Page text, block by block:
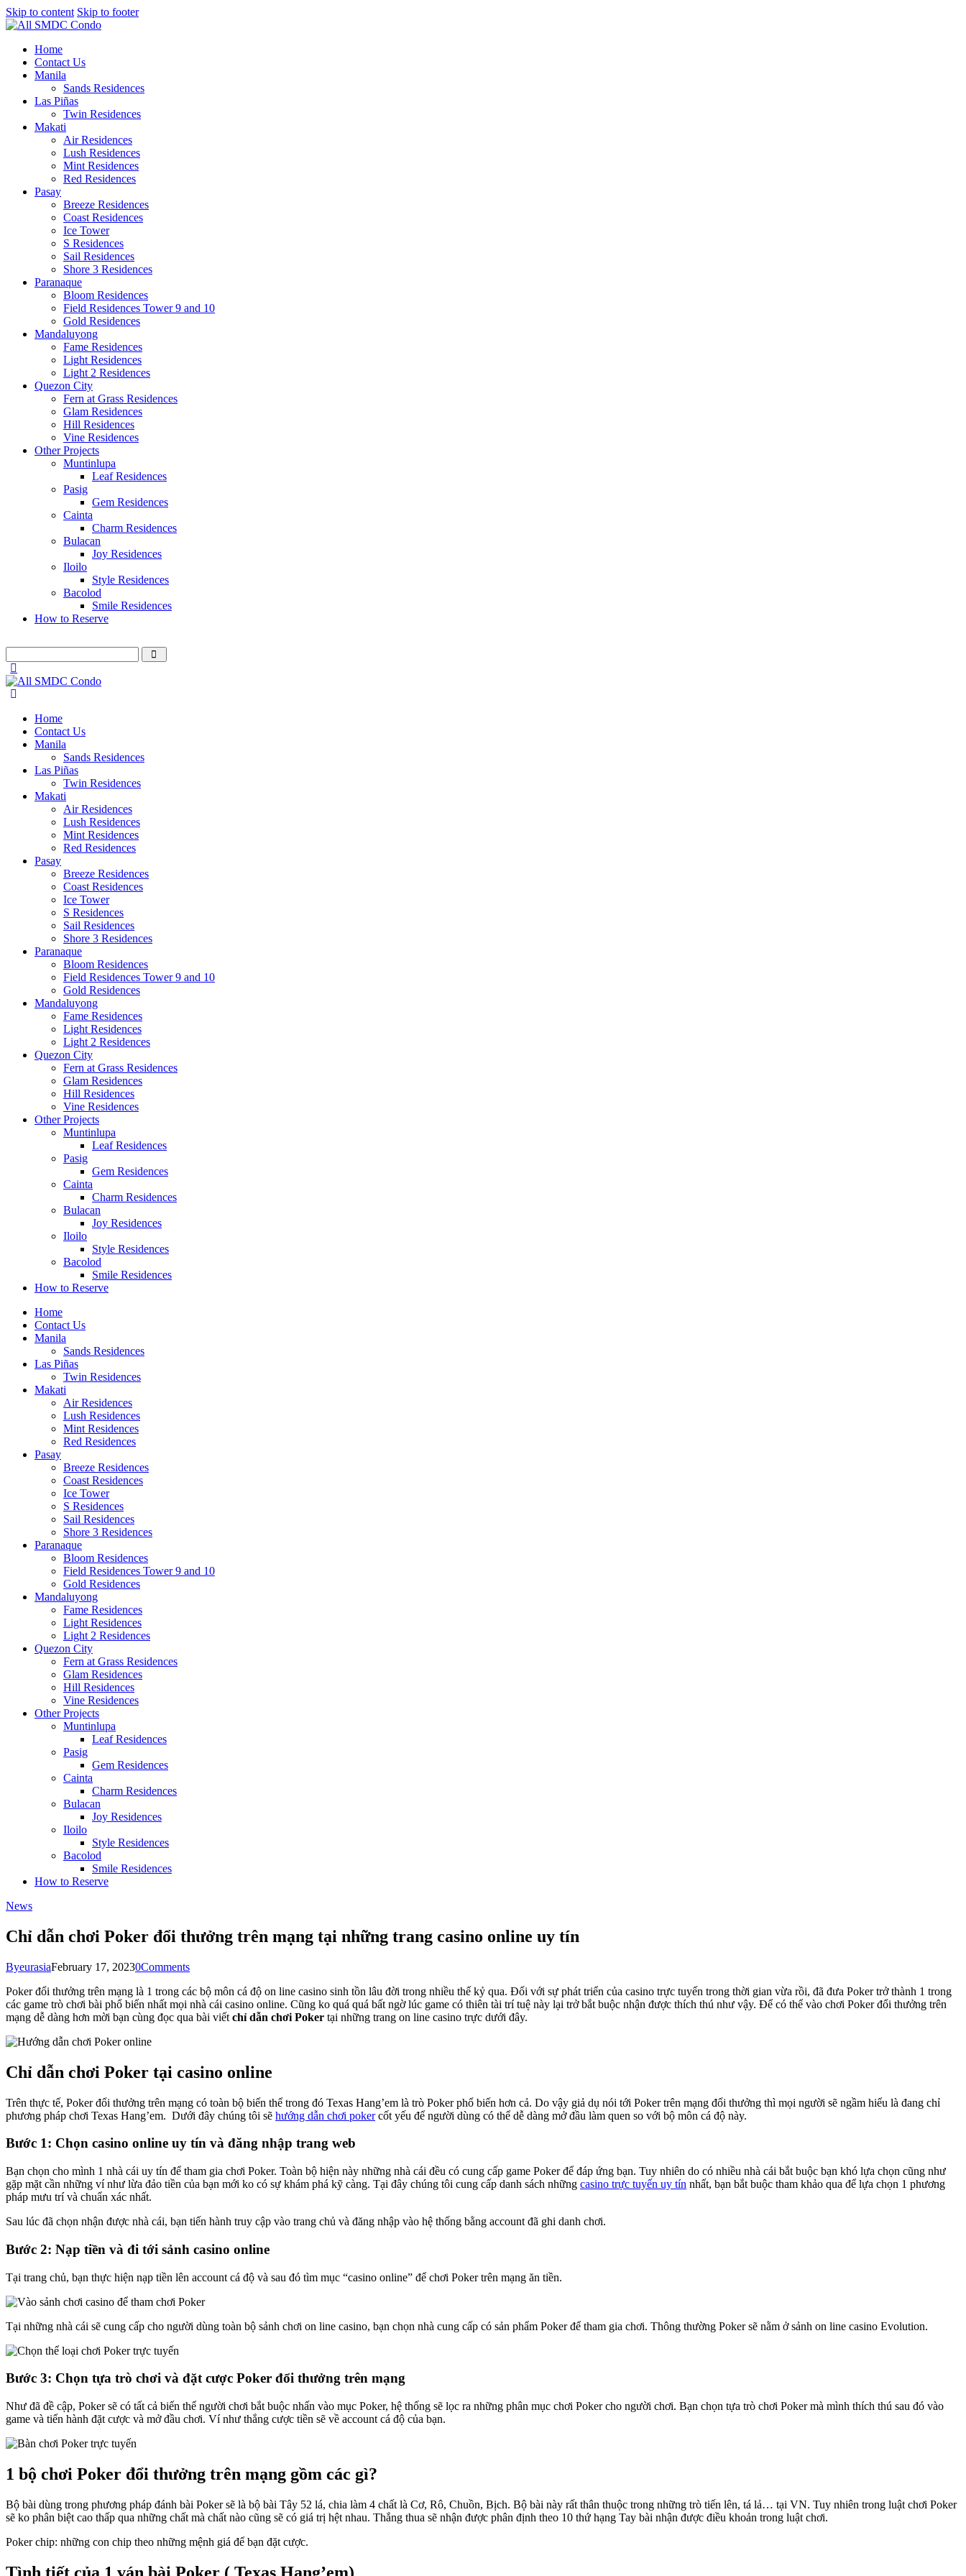
Skip to content Skip to footer
Home
Contact Us
Manila
Sands Residences
Las Piñas
Twin Residences
Makati
Air Residences
Lush Residences
Mint Residences
Red Residences
Pasay
Breeze Residences
Coast Residences
Ice Tower
S Residences
Sail Residences
Shore 3 Residences
Paranaque
Bloom Residences
Field Residences Tower 9 and 10
Gold Residences
Mandaluyong
Fame Residences
Light Residences
Light 2 Residences
Quezon City
Fern at Grass Residences
Glam Residences
Hill Residences
Vine Residences
Other Projects
Muntinlupa
Leaf Residences
Pasig
Gem Residences
Cainta
Charm Residences
Bulacan
Joy Residences
Iloilo
Style Residences
Bacolod
Smile Residences
How to Reserve
Home
Contact Us
Manila
Sands Residences
Las Piñas
Twin Residences
Makati
Air Residences
Lush Residences
Mint Residences
Red Residences
Pasay
Breeze Residences
Coast Residences
Ice Tower
S Residences
Sail Residences
Shore 3 Residences
Paranaque
Bloom Residences
Field Residences Tower 9 and 10
Gold Residences
Mandaluyong
Fame Residences
Light Residences
Light 2 Residences
Quezon City
Fern at Grass Residences
Glam Residences
Hill Residences
Vine Residences
Other Projects
Muntinlupa
Leaf Residences
Pasig
Gem Residences
Cainta
Charm Residences
Bulacan
Joy Residences
Iloilo
Style Residences
Bacolod
Smile Residences
How to Reserve
Home
Contact Us
Manila
Sands Residences
Las Piñas
Twin Residences
Makati
Air Residences
Lush Residences
Mint Residences
Red Residences
Pasay
Breeze Residences
Coast Residences
Ice Tower
S Residences
Sail Residences
Shore 3 Residences
Paranaque
Bloom Residences
Field Residences Tower 9 and 10
Gold Residences
Mandaluyong
Fame Residences
Light Residences
Light 2 Residences
Quezon City
Fern at Grass Residences
Glam Residences
Hill Residences
Vine Residences
Other Projects
Muntinlupa
Leaf Residences
Pasig
Gem Residences
Cainta
Charm Residences
Bulacan
Joy Residences
Iloilo
Style Residences
Bacolod
Smile Residences
How to Reserve
News
Chỉ dẫn chơi Poker đổi thưởng trên mạng tại những trang casino online uy tín
ByeurasiaFebruary 17, 20230Comments
Poker đổi thưởng trên mạng là 1 trong các bộ môn cá độ on line casino sinh tồn lâu đời trong nhiều thế kỷ qua. Đối với sự phát triển của casino trực tuyến trong thời gian vừa rồi, đã đưa Poker trở thành 1 trong
các game trò chơi bài phổ biến nhất mọi nhà cái casino online. Cũng ko quá quá bất ngờ lúc game có thiên tài trí tuệ này lại trở bắt buộc nhận được thích thú như vậy. Để có thể vào chơi Poker đổi thưởng trên
mạng dễ dàng hơn mời bạn cùng đọc qua bài viết chỉ dẫn chơi Poker tại những trang on line casino trực dưới đây.
Chỉ dẫn chơi Poker tại casino online
Trên thực tế, Poker đổi thưởng trên mạng có toàn bộ biến thể trong đó Texas Hang’em là trò Poker phổ biến hơn cả. Do vậy giả dụ nói tới Poker trên mạng đổi thưởng thì mọi người sẽ ngầm hiểu là đang chỉ
phương pháp chơi Texas Hang’em. Dưới đây chúng tôi sẽ hướng dẫn chơi pokercốt yếu để người dùng có thể dễ dàng mở đầu làm quen so với bộ môn cá độ này.
Bước 1: Chọn casino online uy tín và đăng nhập trang web
Bạn chọn cho mình 1 nhà cái uy tín để tham gia chơi Poker. Toàn bộ hiện này những nhà cái đều có cung cấp game Poker để đáp ứng bạn. Tuy nhiên do có nhiều nhà cái bắt buộc bạn khó lựa chọn cũng như
gặp mặt cần những ví như lừa đảo tiền của bạn mới ko có sự khám phá kỹ càng. Tại đây chúng tôi cung cấp danh sách những casino trực tuyến uy tín nhất, bạn bắt buộc tham khảo qua để lựa chọn 1 phương
pháp mưu trí và chuẩn xác nhất.
Sau lúc đã chọn nhận được nhà cái, bạn tiến hành truy cập vào trang chủ và đăng nhập vào hệ thống bằng account đã ghi danh chơi.
Bước 2: Nạp tiền và đi tới sảnh casino online
Tại trang chủ, bạn thực hiện nạp tiền lên account cá độ và sau đó tìm mục “casino online” để chơi Poker trên mạng ăn tiền.
Tại những nhà cái sẽ cung cấp cho người dùng toàn bộ sảnh chơi on line casino, bạn chọn nhà cung cấp có sản phẩm Poker để tham gia chơi. Thông thường Poker sẽ nằm ở sảnh on line casino Evolution.
Bước 3: Chọn tựa trò chơi và đặt cược Poker đổi thưởng trên mạng
Như đã đề cập, Poker sẽ có tất cả biến thể người chơi bắt buộc nhấn vào mục Poker, hệ thống sẽ lọc ra những phân mục chơi Poker cho người chơi. Bạn chọn tựa trò chơi Poker mà mình thích thú sau đó vào
game và tiến hành đặt cược và mở đầu chơi. Ví như thắng cược tiền sẽ về account cá độ của bạn.
1 bộ chơi Poker đổi thưởng trên mạng gồm các gì?
Bộ bài dùng trong phương pháp đánh bài Poker sẽ là bộ bài Tây 52 lá, chia làm 4 chất là Cơ, Rô, Chuồn, Bịch. Bộ bài này rất thân thuộc trong những trò tiến lên, tá lả… tại VN. Tuy nhiên trong luật chơi Poker
sẽ ko phân biệt cao thấp qua những chất mà chất nào cũng sẽ có giá trị hệt nhau. Thắng thua sẽ nhận được phân định theo 10 thứ hạng Tay bài nhận được điều khoản trong luật chơi.
Poker chip: những con chip theo những mệnh giá để bạn đặt cược.
Tình tiết của 1 ván bài Poker ( Texas Hang’em)